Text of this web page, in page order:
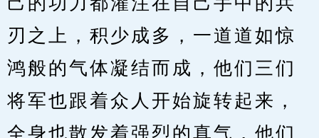
刃之上，积少成多，一道道如惊
鸿般的气体凝结而成，他们三们
将军也跟着众人开始旋转起来，
全身也散发着强烈的真气，他们